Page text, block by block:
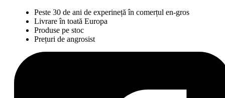
Peste 30 de ani de experineță în comerțul en-gros
Livrare în toată Europa
Produse pe stoc
Prețuri de angrosist